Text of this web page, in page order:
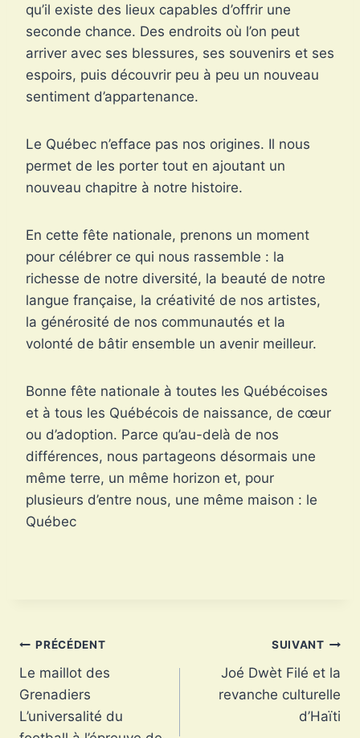
qu’il existe des lieux capables d’offrir une
seconde chance. Des endroits où l’on peut
arriver avec ses blessures, ses souvenirs et ses
espoirs, puis découvrir peu à peu un nouveau
sentiment d’appartenance.
Le Québec n’efface pas nos origines. Il nous
permet de les porter tout en ajoutant un
nouveau chapitre à notre histoire.
En cette fête nationale, prenons un moment
pour célébrer ce qui nous rassemble : la
richesse de notre diversité, la beauté de notre
langue française, la créativité de nos artistes,
la générosité de nos communautés et la
volonté de bâtir ensemble un avenir meilleur.
Bonne fête nationale à toutes les Québécoises
et à tous les Québécois de naissance, de cœur
ou d’adoption. Parce qu’au-delà de nos
différences, nous partageons désormais une
même terre, un même horizon et, pour
plusieurs d’entre nous, une même maison : le
Québec
Navigation
de
l’article
PRÉCÉDENT
Le maillot des
Grenadiers
L’universalité du
SUIVANT
Joé Dwèt Filé et la
revanche culturelle
d’Haïti